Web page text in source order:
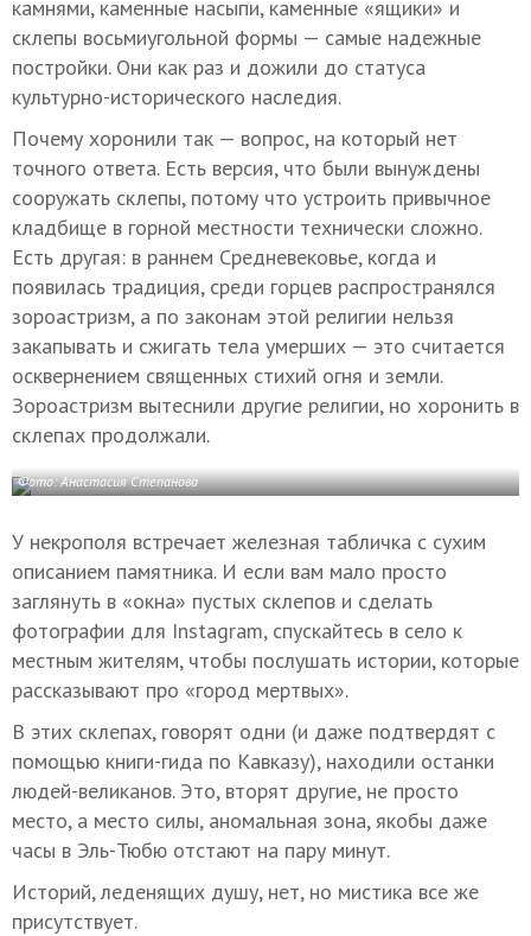
камнями, каменные насыпи, каменные «ящики» и
склепы восьмиугольной формы — самые надежные
постройки. Они как раз и дожили до статуса
культурно-исторического наследия.
Почему хоронили так — вопрос, на который нет
точного ответа. Есть версия, что были вынуждены
сооружать склепы, потому что устроить привычное
кладбище в горной местности технически сложно.
Есть другая: в раннем Средневековье, когда и
появилась традиция, среди горцев распространялся
зороастризм, а по законам этой религии нельзя
закапывать и сжигать тела умерших — это считается
осквернением священных стихий огня и земли.
Зороастризм вытеснили другие религии, но хоронить в
склепах продолжали.
Фото: Анастасия Степанова
У некрополя встречает железная табличка с сухим
описанием памятника. И если вам мало просто
заглянуть в «окна» пустых склепов и сделать
фотографии для Instagram, спускайтесь в село к
местным жителям, чтобы послушать истории, которые
рассказывают про «город мертвых».
В этих склепах, говорят одни (и даже подтвердят c
помощью книги-гида по Кавказу), находили останки
людей-великанов. Это, вторят другие, не просто
место, а место силы, аномальная зона, якобы даже
часы в Эль-Тюбю отстают на пару минут.
Историй, леденящих душу, нет, но мистика все же
присутствует.